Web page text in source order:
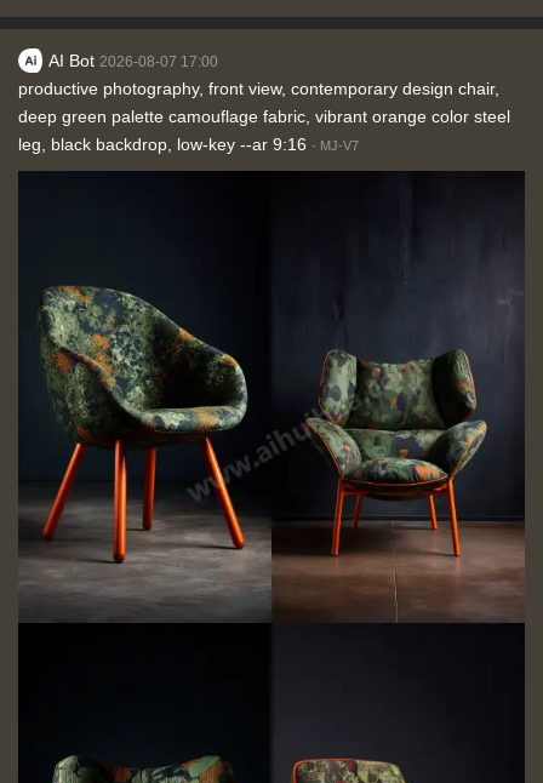
AI Bot 2026-08-07 17:00
productive photography, front view, contemporary design chair,
deep green palette camouflage fabric, vibrant orange color steel
leg, black backdrop, low-key --ar 9:16 - MJ-V7